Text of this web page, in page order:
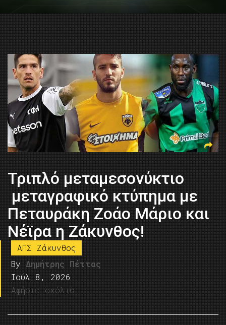
Τριπλό μεταμεσονύκτιο
μεταγραφικό κτύπημα με
Πεταυράκη Ζοάο Μάριο και
Νέϊρα η Ζάκυνθος!
ΑΠΣ Ζάκυνθος
By Δημήτρης Πέττας
Ιούλ 8, 2026
Αφήστε σχόλιο